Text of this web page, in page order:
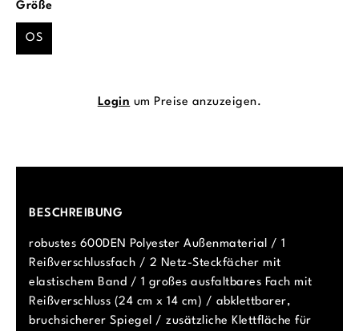
Größeauswählen
OS
Login um Preise anzuzeigen.
BESCHREIBUNG
robustes 600DEN Polyester Außenmaterial / 1
Reißverschlussfach / 2 Netz-Steckfächer mit
elastischem Band / 1 großes ausfaltbares Fach mit
Reißverschluss (24 cm x 14 cm) / abklettbarer,
bruchsicherer Spiegel / zusätzliche Klettfläche für